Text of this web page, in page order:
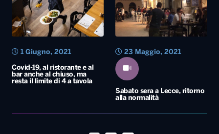
Covid-19, al ristorante e al
bar anche al chiuso, ma
resta il limite di 4 a tavola
1 Giugno, 2021
Sabato sera a Lecce, ritorno
alla normalità
23 Maggio, 2021